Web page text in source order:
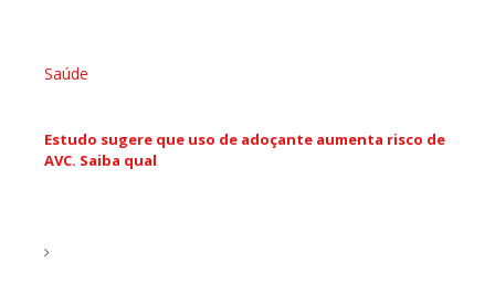
Saúde
Estudo sugere que uso de adoçante aumenta risco de
AVC. Saiba qual